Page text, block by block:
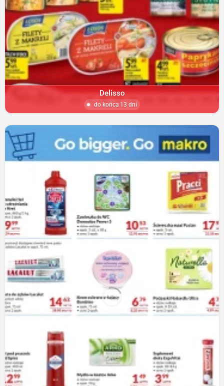
Delisso
do końca 13 dni